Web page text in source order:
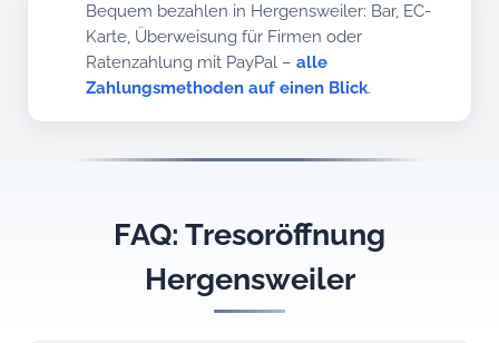
Bequem bezahlen in Hergensweiler: Bar, EC-
Karte, Überweisung für Firmen oder
Ratenzahlung mit PayPal –alle
Zahlungsmethoden auf einen Blick.
FAQ: Tresoröffnung
Hergensweiler